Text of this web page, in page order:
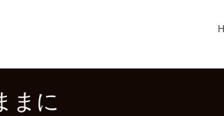
まに